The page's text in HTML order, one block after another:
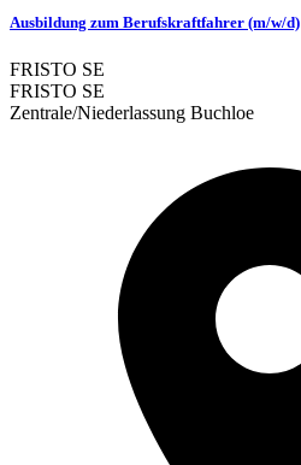
Ausbildung zum Berufskraftfahrer (m/w/d)
FRISTO SE
FRISTO SE
Zentrale/Niederlassung Buchloe